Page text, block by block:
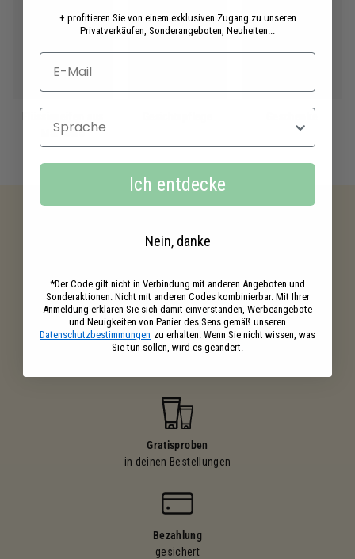
Marseille
ab 39€ Einkaufswert
Ihre Einkäufe
Gratisproben
in deinen Bestellungen
Bezahlung
gesichert
+ profitieren Sie von einem exklusiven Zugang zu unseren
Privatverkäufen, Sonderangeboten, Neuheiten...
Sprache
Ich entdecke
Nein, danke
*Der Code gilt nicht in Verbindung mit anderen Angeboten und
Sonderaktionen. Nicht mit anderen Codes kombinierbar. Mit Ihrer
Anmeldung erklären Sie sich damit einverstanden, Werbeangebote
und Neuigkeiten von Panier des Sens gemäß unseren
Datenschutzbestimmungen zu erhalten. Wenn Sie nicht wissen, was
Sie tun sollen, wird es geändert.